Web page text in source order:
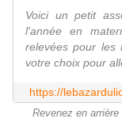
Voici un petit
l'année en
relevées pour les
votre choix pour
https://
Revenez en